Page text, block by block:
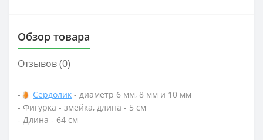
Обзор товара
Отзывов (0)
- Сердолик - диаметр 6 мм, 8 мм и 10 мм
- Фигурка - змейка, длина - 5 см
- Длина - 64 см